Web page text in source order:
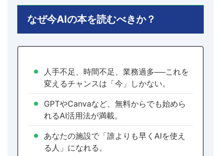
なぜ今AIの本を読むべきか？
人手不足、時間不足、業務過多──これを
変えるチャンスは「今」しかない。
GPTやCanvaなど、無料からでも始めら
れるAI活用法が満載。
あなたの施設で「誰よりも早くAIを使え
る人」になれる。